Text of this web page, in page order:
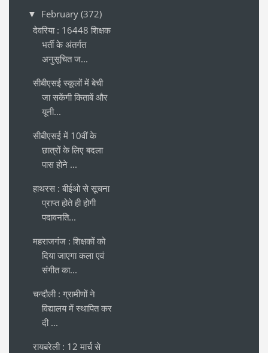
▼ February (372)
देवरिया : 16448 शिक्षक
भर्ती के अंतर्गत
अनुसूचित ज...
सीबीएसई स्कूलों में बेची
जा सकेंगी किताबें और
यूनी...
सीबीएसई में 10वीं के
छात्रों के लिए बदला
पास होने ...
हाथरस : बीईओ से सूचना
प्राप्त होते ही होगी
पदावनति...
महराजगंज : शिक्षकों को
दिया जाएगा कला एवं
संगीत का...
चन्दौली : ग्रामीणों ने
विद्यालय में स्थापित कर
दी ...
रायबरेली : 12 मार्च से